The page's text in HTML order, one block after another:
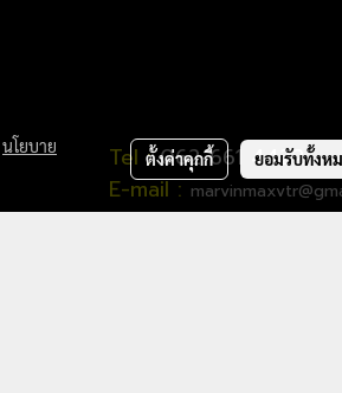
Tel :062 661 4422
E-mail :
นโยบาย
ตั้งค่าคุกกี้ ยอมรับทั้งห